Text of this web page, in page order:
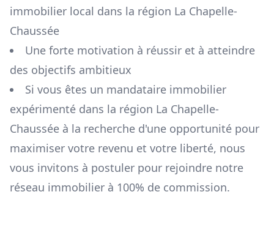
immobilier local dans la région La Chapelle-
Chaussée
Une forte motivation à réussir et à atteindre
des objectifs ambitieux
Si vous êtes un mandataire immobilier
expérimenté dans la région La Chapelle-
Chaussée à la recherche d'une opportunité pour
maximiser votre revenu et votre liberté, nous
vous invitons à postuler pour rejoindre notre
réseau immobilier à 100% de commission.